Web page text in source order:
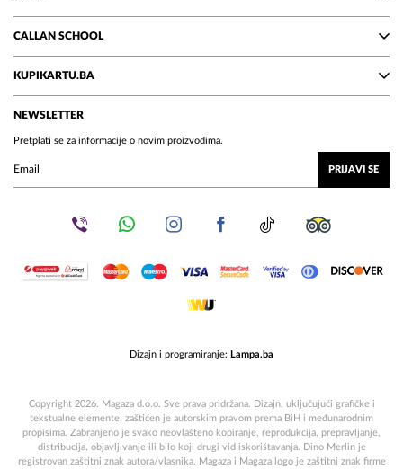
CALLAN SCHOOL
KUPIKARTU.BA
NEWSLETTER
Pretplati se za informacije o novim proizvodima.
PRIJAVI SE
Dizajn i programiranje: Lampa.ba
Copyright 2026. Magaza d.o.o. Sve prava pridržana. Dizajn, uključujući grafičke i
tekstualne elemente, zaštićen je autorskim pravom prema BiH i međunarodnim
propisima. Zabranjeno je svako neovlašteno kopiranje, reprodukcija, prepravljanje,
distribucija, objavljivanje ili bilo koji drugi vid iskorištavanja. Dino Merlin je
registrovan zaštitni znak autora/vlasnika. Magaza i Magaza logo je zaštitni znak firme